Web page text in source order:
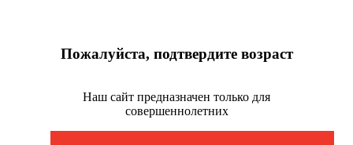
Пожалуйста, подтвердите возраст
Наш сайт предназначен только для
совершеннолетних